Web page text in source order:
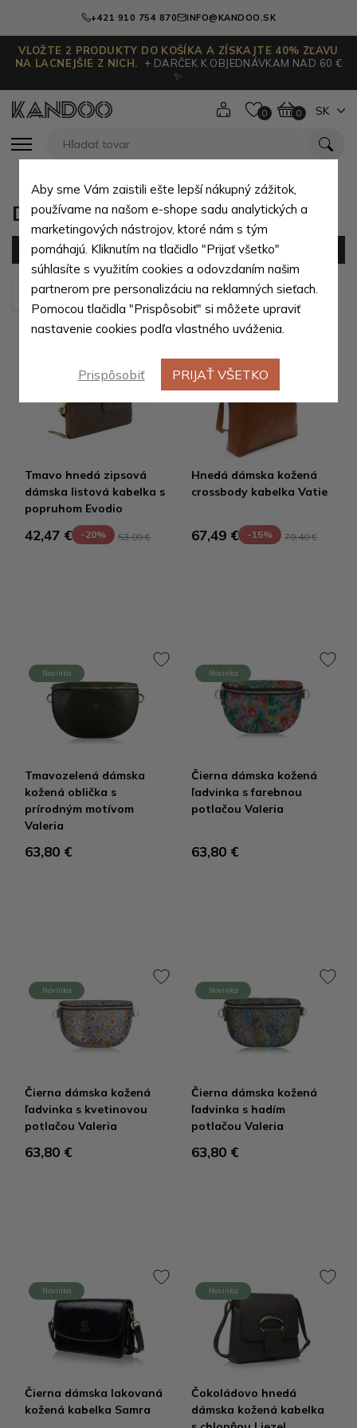
+421 910 754 870 INFO@KANDOO.SK
VLOŽTE 2 PRODUKTY DO KOŠÍKA A ZÍSKAJTE 40% ZĽAVU
NA LACNEJŠIE Z NICH.
+ DARČEK K OBJEDNÁVKAM NAD 60 €
✨
0 0 SK
Dámske kabelky podľa designu
Filter (12 produktov)
Zoradiť podľa: Predvolené
Tmavo hnedá zipsová
dámska listová kabelka s
popruhom Evodio
42,47 € -20% 53,09 €
Hnedá dámska kožená
crossbody kabelka Vatie
67,49 € -15% 79,40 €
Novinka
Tmavozelená dámska
kožená oblička s
prírodným motívom
Valeria
63,80 €
Novinka
Čierna dámska kožená
ľadvinka s farebnou
potlačou Valeria
63,80 €
Novinka
Čierna dámska kožená
ľadvinka s kvetinovou
potlačou Valeria
63,80 €
Novinka
Čierna dámska kožená
ľadvinka s hadím
potlačou Valeria
63,80 €
Novinka
Čierna dámska lakovaná
kožená kabelka Samra
Novinka
Čokoládovo hnedá
dámska kožená kabelka
Aby sme Vám zaistili ešte lepší nákupný zážitok,
používame na našom e-shope sadu analytických a
marketingových nástrojov, ktoré nám s tým
pomáhajú. Kliknutím na tlačidlo "Prijať všetko"
súhlasíte s využitím cookies a odovzdaním našim
partnerom pre personalizáciu na reklamných sieťach.
Pomocou tlačidla "Prispôsobiť" si môžete upraviť
nastavenie cookies podľa vlastného uváženia.
Prispôsobiť PRIJAŤ VŠETKO